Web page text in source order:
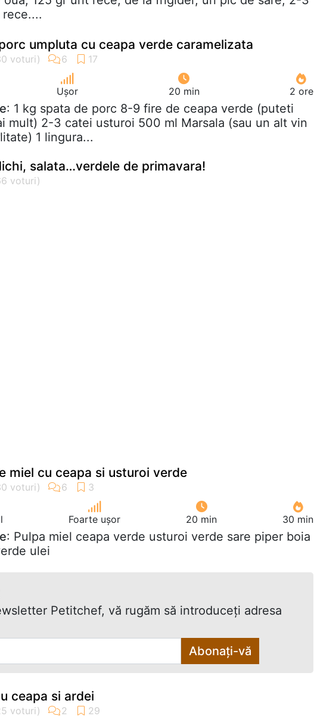
umpluta cu ceapa verde caramelizata
Ușor 20 min 2 ore
: 1 kg spata de porc 8-9 fire de ceapa verde (puteti
mult) 2-3 catei usturoi 500 ml Marsala (sau un alt vin
1 lingura...
salata…verdele de primavara!
miel cu ceapa si usturoi verde
Foarte ușor 20 min 30 min
: Pulpa miel ceapa verde usturoi verde sare piper boia
ulei
Petitchef, vă rugăm să introduceţi adresa
Abonați-vă
ceapa si ardei